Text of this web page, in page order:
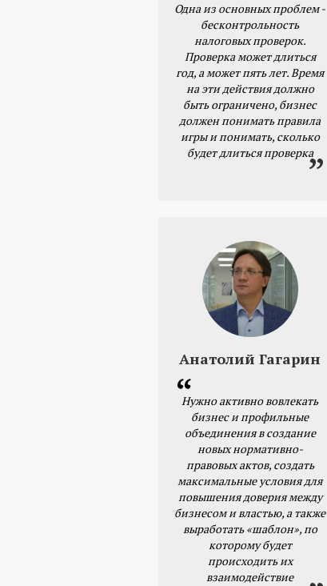
Одна из основных проблем -
бесконтрольность
налоговых проверок.
Проверка может длиться
год, а может пять лет. Время
на эти действия должно
быть ограничено, бизнес
должен понимать правила
игры и понимать, сколько
будет длиться проверка
Анатолий Гагарин
Нужно активно вовлекать
бизнес и профильные
объединения в создание
новых нормативно-
правовых актов, создать
максимальные условия для
повышения доверия между
бизнесом и властью, а также
выработать «шаблон», по
которому будет
происходить их
взаимодействие